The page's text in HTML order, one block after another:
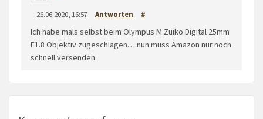
26.06.2020, 16:57 Antworten #
Ich habe mals selbst beim Olympus M.Zuiko Digital 25mm
F1.8 Objektiv zugeschlagen….nun muss Amazon nur noch
schnell versenden.